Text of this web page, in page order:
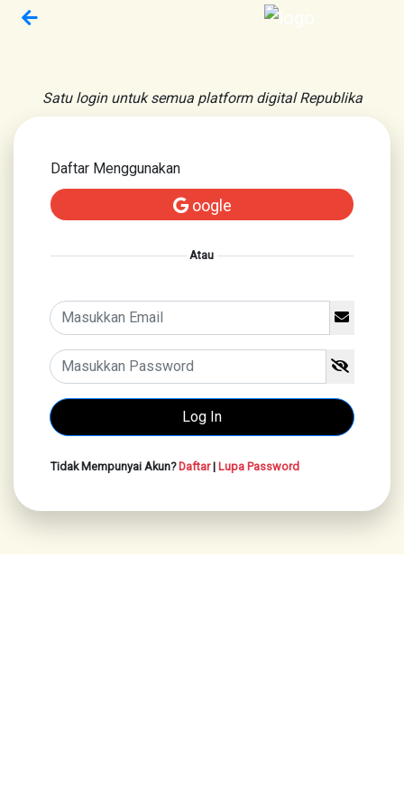
Satu login untuk semua platform digital Republika
Daftar Menggunakan
oogle
Atau
Tidak Mempunyai Akun?Daftar| Lupa Password